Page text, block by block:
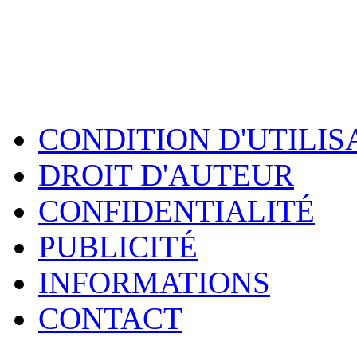
CONDITION
DROIT D'AUTEUR
CONFIDENTIALITÉ
PUBLICITÉ
INFORMATIONS
CONTACT